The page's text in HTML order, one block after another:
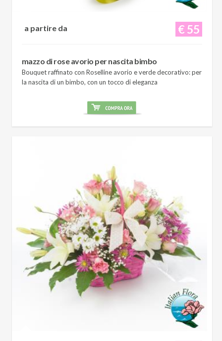
€ 55
a partire da
mazzo di rose avorio per nascita bimbo
Bouquet raffinato con Roselline avorio e verde decorativo: per
la nascita di un bimbo, con un tocco di eleganza